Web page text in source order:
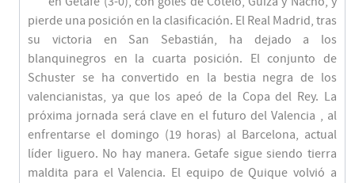
pierde una posición en la clasificación. El Real Madrid, tras
su victoria en San Sebastián, ha dejado a los
blanquinegros en la cuarta posición. El conjunto de
Schuster se ha convertido en la bestia negra de los
valencianistas, ya que los apeó de la Copa del Rey. La
próxima jornada será clave en el futuro del Valencia , al
enfrentarse el domingo (19 horas) al Barcelona, actual
líder liguero. No hay manera. Getafe sigue siendo tierra
maldita para el Valencia. El equipo de Quique volvió a